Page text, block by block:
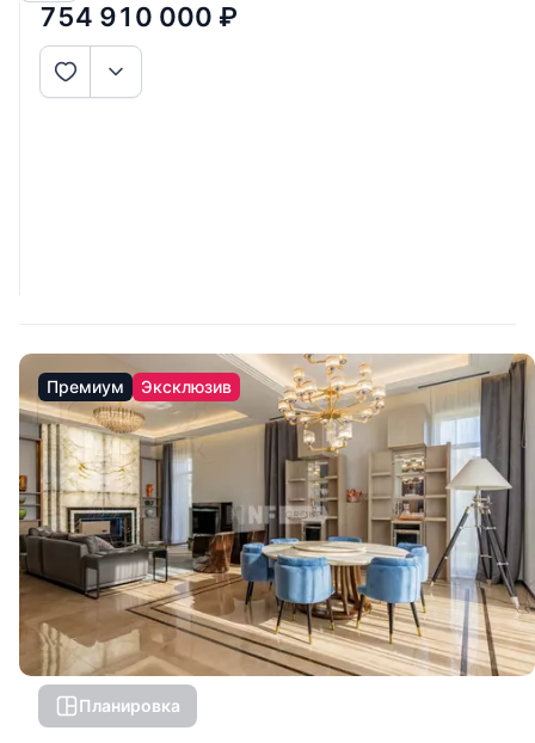
754 910 000 ₽
Премиум Эксклюзив
Планировка